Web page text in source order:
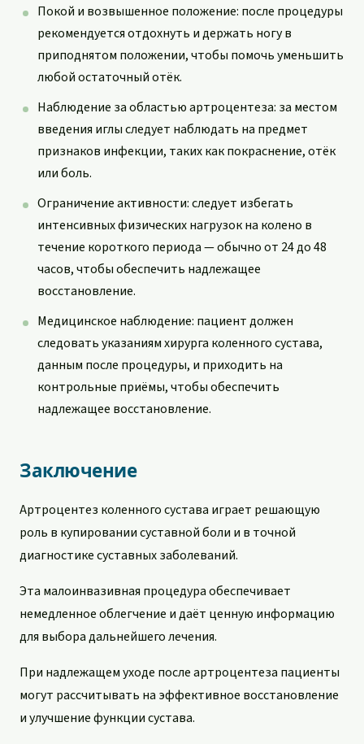
Покой и возвышенное положение: после процедуры
рекомендуется отдохнуть и держать ногу в
приподнятом положении, чтобы помочь уменьшить
любой остаточный отёк.
Наблюдение за областью артроцентеза: за местом
введения иглы следует наблюдать на предмет
признаков инфекции, таких как покраснение, отёк
или боль.
Ограничение активности: следует избегать
интенсивных физических нагрузок на колено в
течение короткого периода — обычно от 24 до 48
часов, чтобы обеспечить надлежащее
восстановление.
Медицинское наблюдение: пациент должен
следовать указаниям хирурга коленного сустава,
данным после процедуры, и приходить на
контрольные приёмы, чтобы обеспечить
надлежащее восстановление.
Заключение
Артроцентез коленного сустава играет решающую
роль в купировании суставной боли и в точной
диагностике суставных заболеваний.
Эта малоинвазивная процедура обеспечивает
немедленное облегчение и даёт ценную информацию
для выбора дальнейшего лечения.
При надлежащем уходе после артроцентеза пациенты
могут рассчитывать на эффективное восстановление
и улучшение функции сустава.